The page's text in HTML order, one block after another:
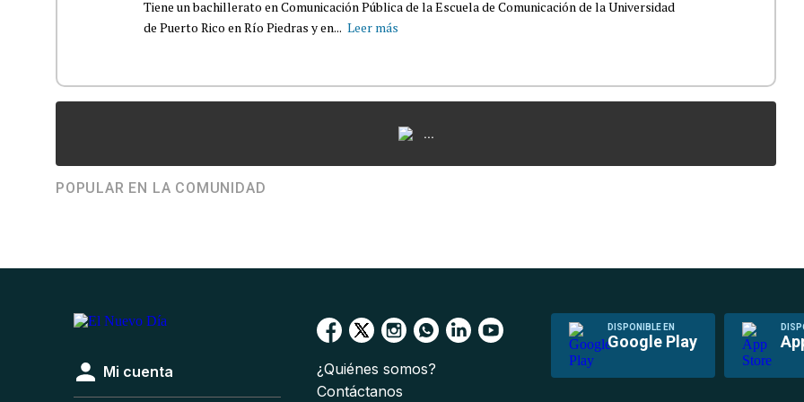
Tiene un bachillerato en Comunicación Pública de la Escuela de Comunicación de la Universidad
de Puerto Rico en Río Piedras y en... Leer más
...
POPULAR EN LA COMUNIDAD
DISPONIBLE EN
Google Play
Mi cuenta
¿Quiénes somos?
Contáctanos